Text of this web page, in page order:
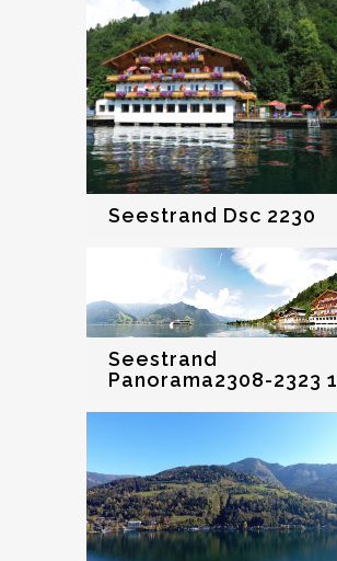
Seestrand Dsc 2230
Seestrand
Panorama2308-2323 1